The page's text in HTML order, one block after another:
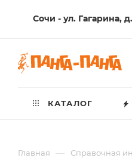
Сочи - ул. Гагарина,
КАТАЛОГ
Главная — Справочная